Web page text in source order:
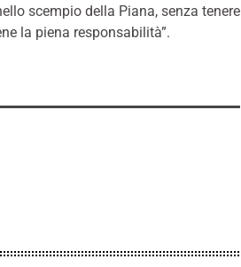
scempio della Piana, senza tenere
la piena responsabilità”.